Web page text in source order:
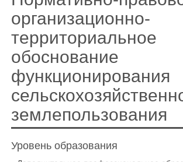
организационно-
территориальное
обоснование
функционирования
землепользования
Уровень образования